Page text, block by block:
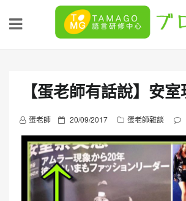
【蛋老師有話說】安室
蛋老師
P
o
s
t
e
20/09/2017 蛋老師雜談